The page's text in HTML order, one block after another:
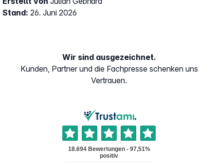
Stand: 26. Juni 2026
Wir sind ausgezeichnet.
Kunden, Partner und die Fachpresse schenken uns
Vertrauen.